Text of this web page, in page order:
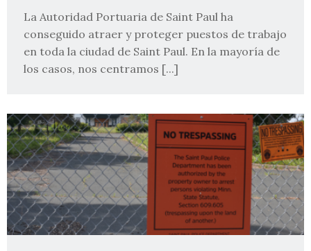
La Autoridad Portuaria de Saint Paul ha
conseguido atraer y proteger puestos de trabajo
en toda la ciudad de Saint Paul. En la mayoría de
los casos, nos centramos [...]